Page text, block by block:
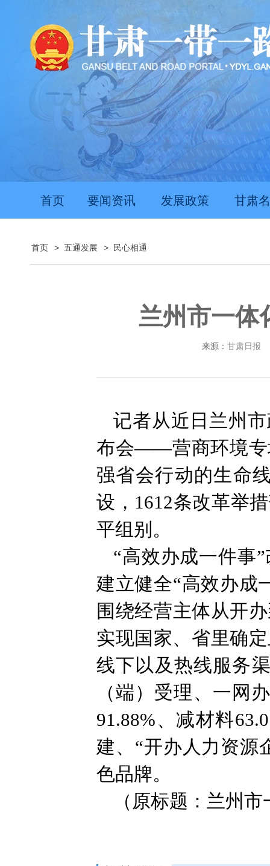
首页 要闻资讯 发展政策 甘肃
首页 > 五通发展 > 民心相通
兰州市一体
来源： 甘肃日报
记者从近日兰州
布会——营商环境专
强省会行动的生命
设，1612条改革举
平组别。
“高效办成一件事
建立健全“高效办成
围绕经营主体从开
实现国家、省里确
线下以及热线服务
（端）受理、一网
91.88%、减材料
建、“开办人力资源
色品牌。
（原标题：兰州